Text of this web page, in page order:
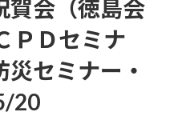
賀会（徳島会
ＰＤセミナ
セミナー・
20